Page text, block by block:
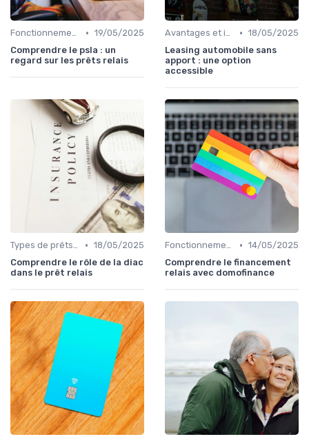
Fonctionnement du prêt relais • 19/05/2025
Comprendre le psla : un
regard sur les prêts relais
Avantages et inconvénients • 18/05/2025
Leasing automobile sans
apport : une option
accessible
Types de prêts relais • 18/05/2025
Comprendre le rôle de la diac
dans le prêt relais
Fonctionnement du prêt relais • 14/05/2025
Comprendre le financement
relais avec domofinance